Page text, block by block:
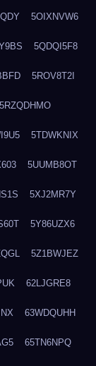
5OIXNVW6
5QDQI5F8
5ROV8T2I
5RZQDHMO
5TDWKNIX
5UUMB8OT
5XJ2MR7Y
5Y86UZX6
5Z1BWJEZ
62LJGRE8
63WDQUHH
65TN6NPQ